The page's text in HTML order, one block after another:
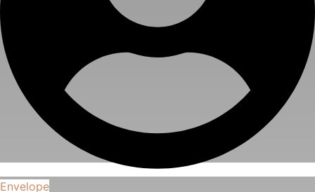
Envelope